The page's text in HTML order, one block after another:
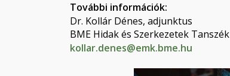
További információk:
Dr. Kollár Dénes, adjunktus
BME Hidak és Szerkezetek Tanszék
kollar.denes@emk.bme.hu